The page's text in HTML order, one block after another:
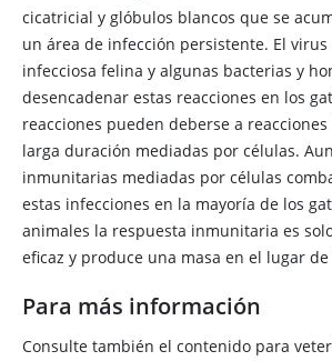
cicatricial y glóbulos blancos que se
un área de infección persistente. El
infecciosa felina y algunas bacterias y
desencadenar estas reacciones en los
reacciones pueden deberse a
larga duración mediadas por células.
inmunitarias mediadas por células
estas infecciones en la mayoría de los
animales la respuesta inmunitaria es
eficaz y produce una masa en el lugar
Para más información
Consulte también el contenido para